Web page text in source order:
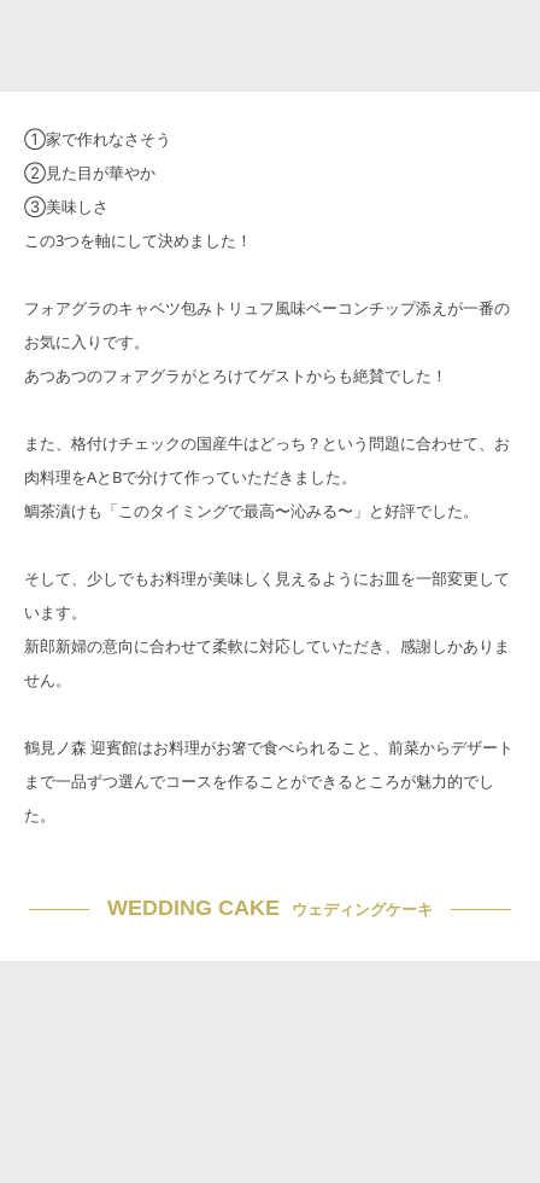
①家で作れなさそう
②見た目が華やか
③美味しさ
この3つを軸にして決めました！
フォアグラのキャベツ包みトリュフ風味ベーコンチップ添えが一番の
お気に入りです。
あつあつのフォアグラがとろけてゲストからも絶賛でした！
また、格付けチェックの国産牛はどっち？という問題に合わせて、お
肉料理をAとBで分けて作っていただきました。
鯛茶漬けも「このタイミングで最高〜沁みる〜」と好評でした。
そして、少しでもお料理が美味しく見えるようにお皿を一部変更して
います。
新郎新婦の意向に合わせて柔軟に対応していただき、感謝しかありま
せん。
鶴見ノ森 迎賓館はお料理がお箸で食べられること、前菜からデザート
まで一品ずつ選んでコースを作ることができるところが魅力的でし
た。
WEDDING CAKE ウェディングケーキ